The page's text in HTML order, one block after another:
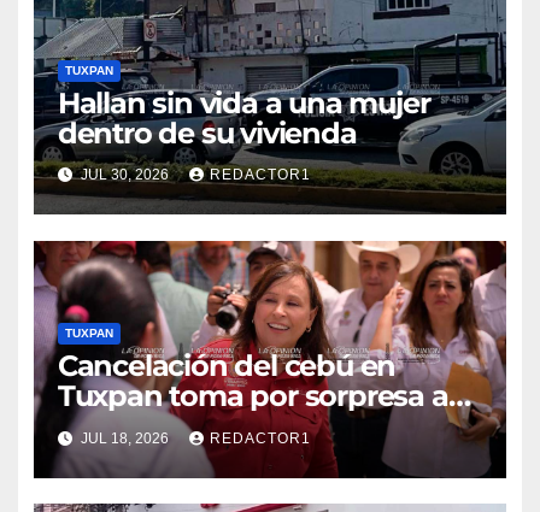
TUXPAN
Hallan sin vida a una mujer
dentro de su vivienda
JUL 30, 2026 REDACTOR1
TUXPAN
Cancelación del cebú en
Tuxpan toma por sorpresa a
Nahle
JUL 18, 2026 REDACTOR1